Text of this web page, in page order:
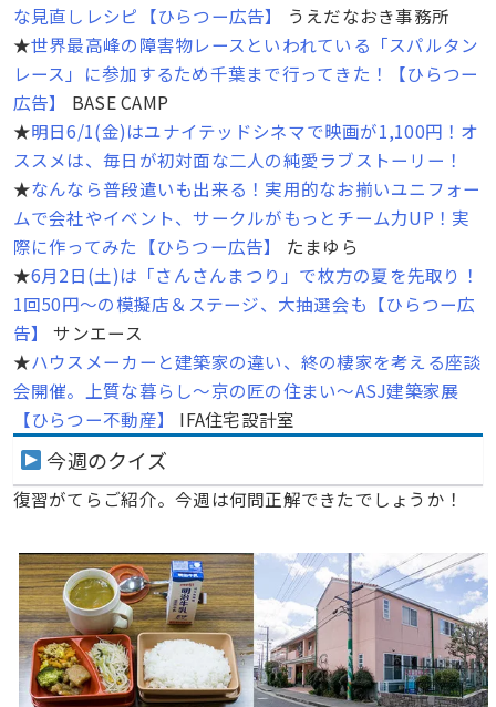
な見直しレシピ【ひらつー広告】
うえだなおき事務所
★世界最高峰の障害物レースといわれている「スパルタン
レース」に参加するため千葉まで行ってきた！【ひらつー
広告】
BASE CAMP
★明日6/1(金)はユナイテッドシネマで映画が1,100円！オ
ススメは、毎日が初対面な二人の純愛ラブストーリー！
★なんなら普段遣いも出来る！実用的なお揃いユニフォー
ムで会社やイベント、サークルがもっとチーム力UP！実
際に作ってみた【ひらつー広告】
たまゆら
★6月2日(土)は「さんさんまつり」で枚方の夏を先取り！
1回50円〜の模擬店＆ステージ、大抽選会も【ひらつー広
告】
サンエース
★ハウスメーカーと建築家の違い、終の棲家を考える座談
会開催。上質な暮らし～京の匠の住まい～ASJ建築家展
【ひらつー不動産】
IFA住宅設計室
今週のクイズ
復習がてらご紹介。今週は何問正解できたでしょうか！